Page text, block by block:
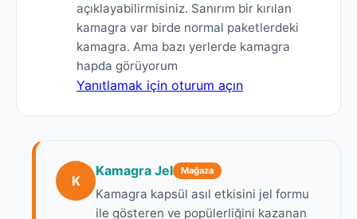
açıklayabilirmisiniz. Sanırım bir kırılan
kamagra var birde normal paketlerdeki
kamagra. Ama bazı yerlerde kamagra
hapda görüyorum
Yanıtlamak için oturum açın
K
Kamagra Jel Mağaza
Kamagra kapsül asıl etkisini jel formu
ile gösteren ve popülerliğini kazanan